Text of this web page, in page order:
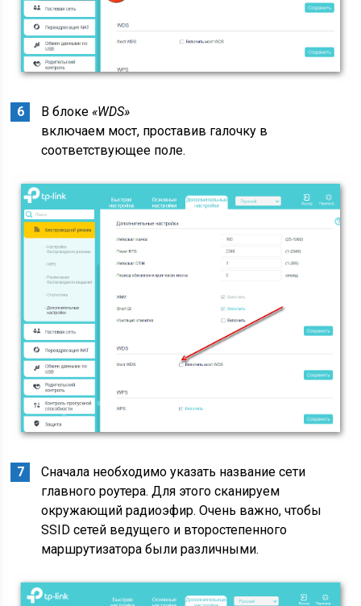
В блоке«WDS»
включаем мост, проставив галочку в
соответствующее поле.
Сначала необходимо указать название сети
главного роутера. Для этого сканируем
окружающий радиоэфир. Очень важно, чтобы
SSID сетей ведущего и второстепенного
маршрутизатора были различными.